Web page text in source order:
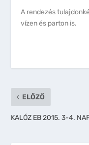
A rendezés
vízen és parton is.
ELŐZŐ
KALÓZ EB 2015. 3-4.